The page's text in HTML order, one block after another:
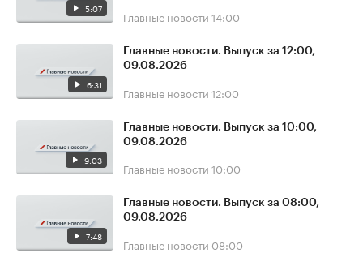
5:07 Главные новости 14:00
6:31
Главные новости. Выпуск за 12:00,
09.08.2026
Главные новости 12:00
9:03
Главные новости. Выпуск за 10:00,
09.08.2026
Главные новости 10:00
7:48
Главные новости. Выпуск за 08:00,
09.08.2026
Главные новости 08:00